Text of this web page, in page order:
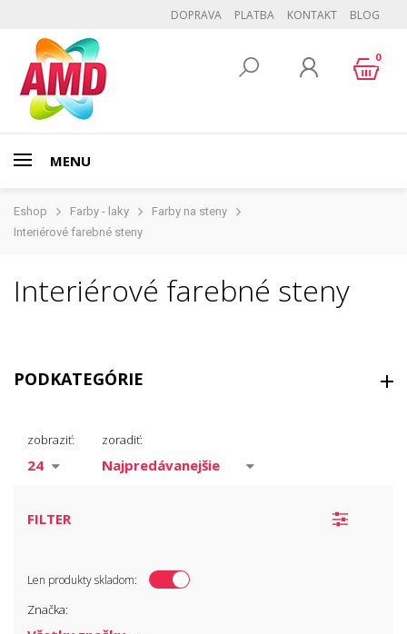
DOPRAVA PLATBA KONTAKT BLOG
0
MENU
Eshop Farby - laky
Farby na steny
Interiérové farebné steny
Interiérové farebné steny
PODKATEGÓRIE
Univerzálne
Umývatelné
zobraziť: zoradiť:
FILTER
Len produkty skladom:
Značka: